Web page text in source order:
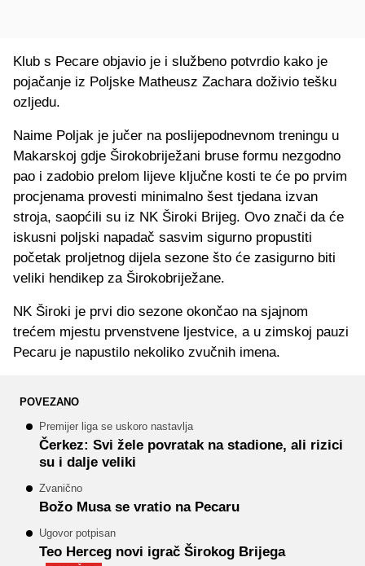
Klub s Pecare objavio je i službeno potvrdio kako je
pojačanje iz Poljske Matheusz Zachara doživio tešku
ozljedu.
Naime Poljak je jučer na poslijepodnevnom treningu u
Makarskoj gdje Širokobriježani bruse formu nezgodno
pao i zadobio prelom lijeve ključne kosti te će po prvim
procjenama provesti minimalno šest tjedana izvan
stroja, saopćili su iz NK Široki Brijeg. Ovo znači da će
iskusni poljski napadač sasvim sigurno propustiti
početak proljetnog dijela sezone što će zasigurno biti
veliki hendikep za Širokobriježane.
NK Široki je prvi dio sezone okončao na sjajnom
trećem mjestu prvenstvene ljestvice, a u zimskoj pauzi
Pecaru je napustilo nekoliko zvučnih imena.
POVEZANO
Premijer liga se uskoro nastavlja
Čerkez: Svi žele povratak na stadione, ali rizici
su i dalje veliki
Zvanično
Božo Musa se vratio na Pecaru
Ugovor potpisan
Teo Herceg novi igrač Širokog Brijega